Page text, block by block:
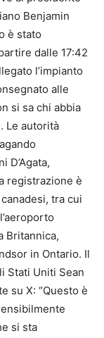
Benjamin
è stato
dalle 17:42
l’impianto
alle
si sa chi abbia
Le autorità
D’Agata,
registrazione è
tra cui
Britannica,
in Ontario. Il
Stati Uniti Sean
su X: “Questo è
si sta